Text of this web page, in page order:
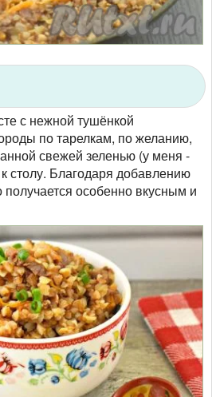
с нежной тушёнкой
по тарелкам, по желанию,
свежей зеленью (у меня -
столу. Благодаря добавлению
особенно вкусным и